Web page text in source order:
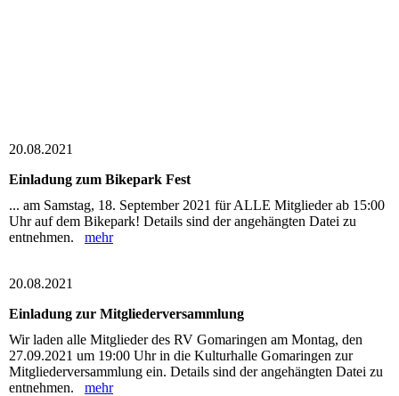
20.08.2021
Einladung zum Bikepark Fest
... am Samstag, 18. September 2021 für ALLE Mitglieder ab 15:00
Uhr auf dem Bikepark! Details sind der angehängten Datei zu
entnehmen. mehr
20.08.2021
Einladung zur Mitgliederversammlung
Wir laden alle Mitglieder des RV Gomaringen am Montag, den
27.09.2021 um 19:00 Uhr in die Kulturhalle Gomaringen zur
Mitgliederversammlung ein. Details sind der angehängten Datei zu
entnehmen. mehr